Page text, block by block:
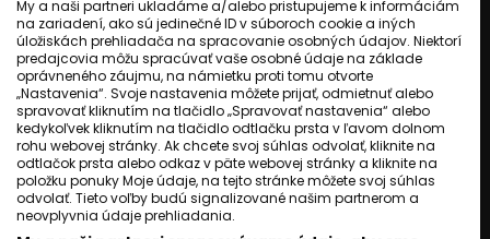
My a naši partneri ukladáme a/alebo pristupujeme k informáciám
na zariadení, ako sú jedinečné ID v súboroch cookie a iných
úložiskách prehliadača na spracovanie osobných údajov. Niektorí
predajcovia môžu spracúvať vaše osobné údaje na základe
oprávneného záujmu, na námietku proti tomu otvorte
„Nastavenia“. Svoje nastavenia môžete prijať, odmietnuť alebo
spravovať kliknutím na tlačidlo „Spravovať nastavenia“ alebo
kedykoľvek kliknutím na tlačidlo odtlačku prsta v ľavom dolnom
rohu webovej stránky. Ak chcete svoj súhlas odvolať, kliknite na
odtlačok prsta alebo odkaz v päte webovej stránky a kliknite na
položku ponuky Moje údaje, na tejto stránke môžete svoj súhlas
odvolať. Tieto voľby budú signalizované našim partnerom a
neovplyvnia údaje prehliadania.